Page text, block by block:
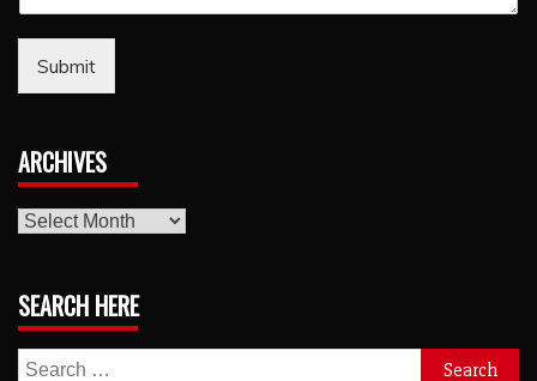
Submit
ARCHIVES
archives
SEARCH HERE
Search